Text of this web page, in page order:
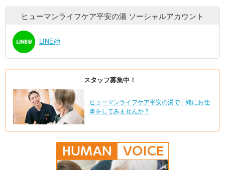
ヒューマンライフケア平安の湯 ソーシャルアカウント
LINE@
スタッフ募集中！
ヒューマンライフケア平安の湯で一緒にお仕
事をしてみませんか？